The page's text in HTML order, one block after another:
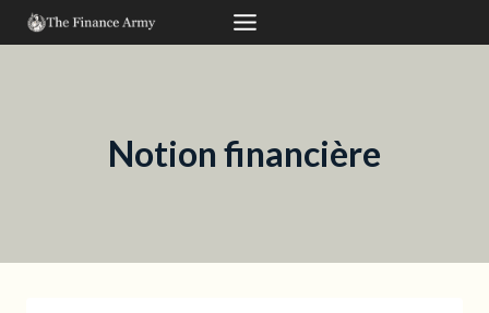
Aller
au
Notion financière